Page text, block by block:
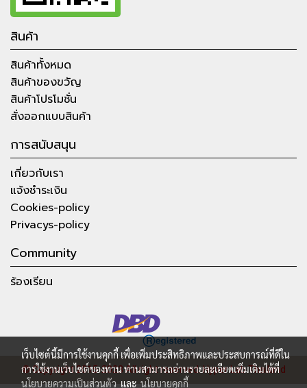
สินค้า
สินค้าทั้งหมด
สินค้าของขวัญ
สินค้าโปรโมชั่น
สั่งออกแบบสินค้า
การสนับสนุน
เกี่ยวกับเรา
แจ้งชำระเงิน
Cookies-policy
Privacys-policy
Community
ร้องเรียน
© Copyright 2015-2023 All right reserved.Hyper Lab Thailand
เว็บไซต์นี้มีการใช้งานคุกกี้ เพื่อเพิ่มประสิทธิภาพและประสบการณ์ที่ดีใน
การใช้งานเว็บไซต์ของท่าน ท่านสามารถอ่านรายละเอียดเพิ่มเติมได้ที่
นโยบายความเป็นส่วนตัว และ นโยบายคุกกี้